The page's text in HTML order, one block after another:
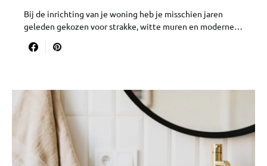
Bij de inrichting van je woning heb je misschien jaren
geleden gekozen voor strakke, witte muren en moderne…